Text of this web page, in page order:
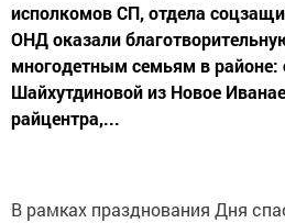
исполкомов СП, отдела
ОНД оказали
многодетным семьям в районе:
Шайхутдиновой из Новое
райцентра,...
В рамках празднования Дня